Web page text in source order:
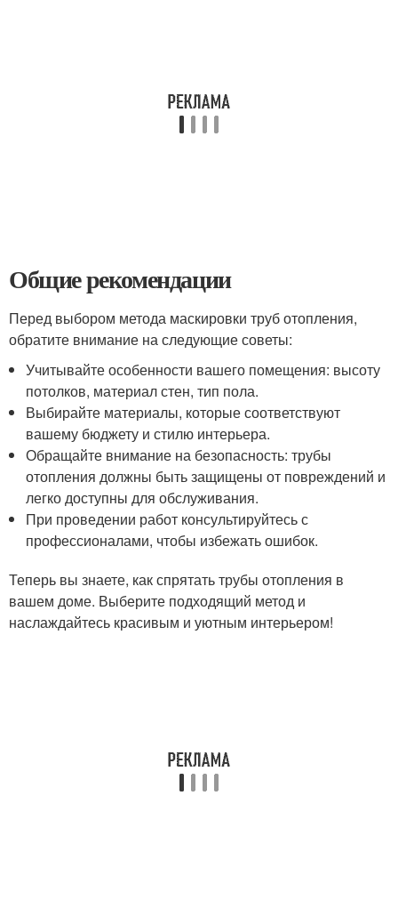
Общие рекомендации
Перед выбором метода маскировки труб отопления,
обратите внимание на следующие советы:
Учитывайте особенности вашего помещения: высоту
потолков, материал стен, тип пола.
Выбирайте материалы, которые соответствуют
вашему бюджету и стилю интерьера.
Обращайте внимание на безопасность: трубы
отопления должны быть защищены от повреждений и
легко доступны для обслуживания.
При проведении работ консультируйтесь с
профессионалами, чтобы избежать ошибок.
Теперь вы знаете, как спрятать трубы отопления в
вашем доме. Выберите подходящий метод и
наслаждайтесь красивым и уютным интерьером!